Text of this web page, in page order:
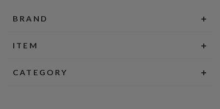
BRAND
ITEM
CATEGORY